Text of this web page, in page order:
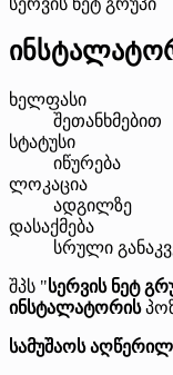
ხელფასი
შეთანხმებით
სტატუსი
იწურება
ლოკაცია
ადგილზე
დასაქმება
სრული
შპს "სერვის ნეტ
ინსტალატორის
სამუშაოს